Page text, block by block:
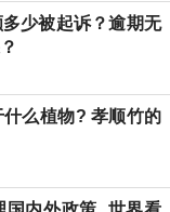
少被起诉？逾期无
么植物? 孝顺竹的